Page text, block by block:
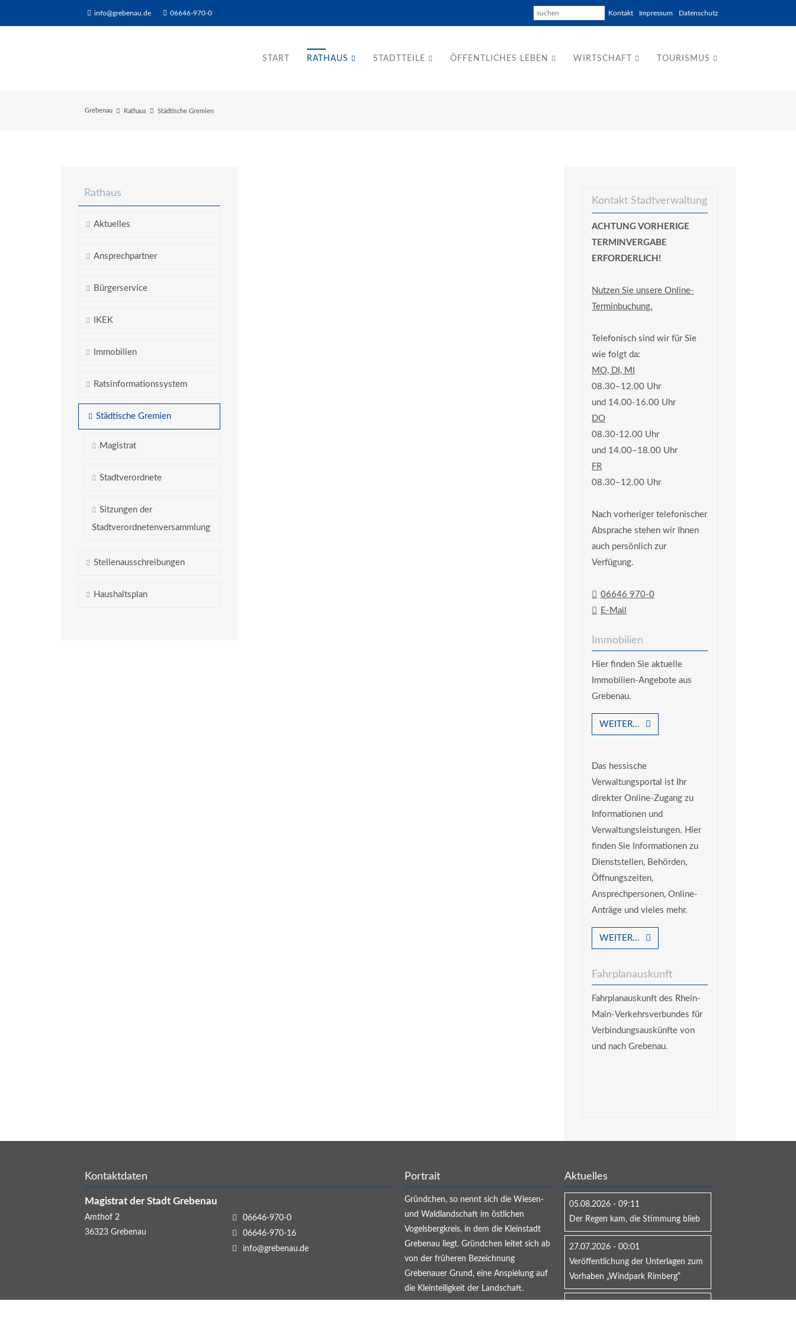
info@grebenau.de 06646-970-0 Kontakt Impressum Datenschutz
START RATHAUS STADTTEILE ÖFFENTLICHES LEBEN WIRTSCHAFT TOURISMUS
Grebenau Rathaus Städtische Gremien
Rathaus
Aktuelles
Ansprechpartner
Bürgerservice
IKEK
Immobilien
Ratsinformationssystem
Städtische Gremien
Magistrat
Stadtverordnete
Sitzungen der
Stadtverordnetenversammlung
Stellenausschreibungen
Haushaltsplan
Kontakt Stadtverwaltung
ACHTUNG VORHERIGE
TERMINVERGABE
ERFORDERLICH!
Nutzen Sie unsere Online-
Terminbuchung.
Telefonisch sind wir für Sie
wie folgt da:
MO, DI, MI
08.30–12.00 Uhr
und 14.00-16.00 Uhr
DO
08.30-12.00 Uhr
und 14.00–18.00 Uhr
FR
08.30–12.00 Uhr
Nach vorheriger telefonischer
Absprache stehen wir Ihnen
auch persönlich zur
Verfügung.
06646 970-0
E-Mail
Immobilien
Hier finden Sie aktuelle
Immobilien-Angebote aus
Grebenau.
WEITER...
Das hessische
Verwaltungsportal ist Ihr
direkter Online-Zugang zu
Informationen und
Verwaltungsleistungen. Hier
finden Sie Informationen zu
Dienststellen, Behörden,
Öffnungszeiten,
Ansprechpersonen, Online-
Anträge und vieles mehr.
WEITER...
Fahrplanauskunft
Fahrplanauskunft des Rhein-
Main-Verkehrsverbundes für
Verbindungsauskünfte von
und nach Grebenau.
Kontaktdaten
Magistrat der Stadt Grebenau
Amthof 2
36323 Grebenau
06646-970-0
06646-970-16
info@grebenau.de
Portrait
Gründchen, so nennt sich die Wiesen-
und Waldlandschaft im östlichen
Vogelsbergkreis, in dem die Kleinstadt
Grebenau liegt. Gründchen leitet sich ab
von der früheren Bezeichnung
Grebenauer Grund, eine Anspielung auf
die Kleinteiligkeit der Landschaft.
Aktuelles
05.08.2026 - 09:11
Der Regen kam, die Stimmung blieb
27.07.2026 - 00:01
Veröffentlichung der Unterlagen zum
Vorhaben „Windpark Rimberg“